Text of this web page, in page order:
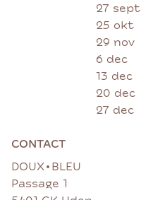
27 sept
25 okt
29 nov
6 dec
13 dec
20 dec
27 dec
CONTACT
DOUX • BLEU
Passage 1